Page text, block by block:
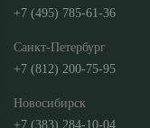
+7 (495) 785-61-36
Санкт-Петербург
+7 (812) 200-75-95
Новосибирск
+7 (383) 284-10-04